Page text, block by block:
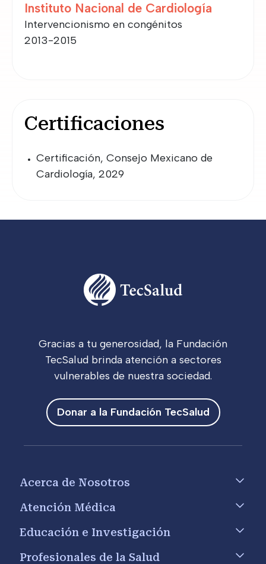
Instituto Nacional de Cardiología
Intervencionismo en congénitos
2013-2015
Certificaciones
Certificación, Consejo Mexicano de
Cardiología, 2029
Gracias a tu generosidad, la Fundación
TecSalud brinda atención a sectores
vulnerables de nuestra sociedad.
Donar a la Fundación TecSalud
Acerca de Nosotros
Atención Médica
Educación e Investigación
Profesionales de la Salud